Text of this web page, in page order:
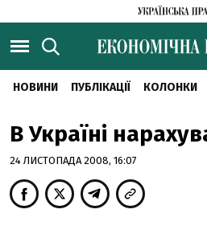
НОВИНИ ПУБЛІКАЦІЇ КОЛОНКИ
В Україні
24 ЛИСТОПАДА 2008, 16:07